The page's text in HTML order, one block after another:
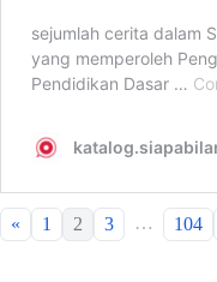
« 1 2 3 … 104